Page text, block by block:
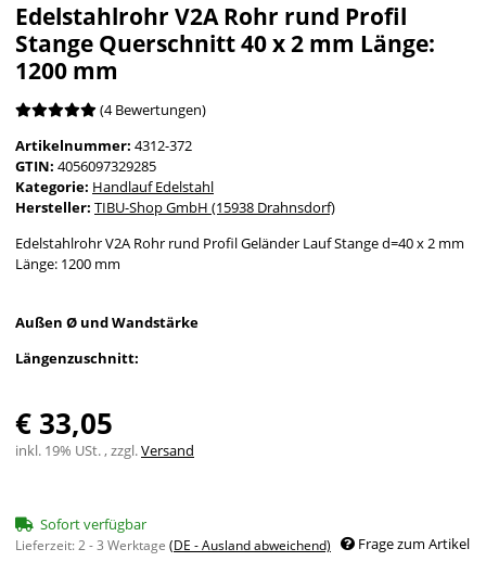
Edelstahlrohr V2A Rohr rund Profil
Stange Querschnitt 40 x 2 mm Länge:
1200 mm
(4 Bewertungen)
Artikelnummer: 4312-372
GTIN: 4056097329285
Kategorie: Handlauf Edelstahl
Hersteller: TIBU-Shop GmbH (15938 Drahnsdorf)
Edelstahlrohr V2A Rohr rund Profil Geländer Lauf Stange d=40 x 2 mm
Länge: 1200 mm
Außen Ø und Wandstärke
Längenzuschnitt:
€ 33,05
inkl. 19% USt. , zzgl.Versand
Sofort verfügbar
Lieferzeit:2 - 3 Werktage (DE - Ausland abweichend) Frage zum Artikel